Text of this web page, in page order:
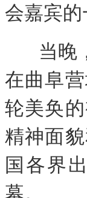
会嘉宾的
当晚
在曲阜
轮美奂
精神面
国各界
幕。